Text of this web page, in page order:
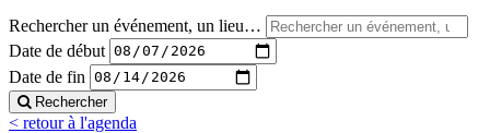
Rechercher un événement, un lieu…
Date de début
Date de fin
Rechercher
< retour à l'agenda